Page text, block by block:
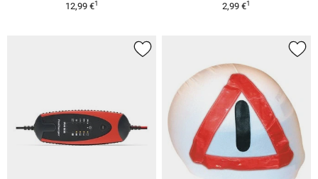
12,99 €1 2,99 €1